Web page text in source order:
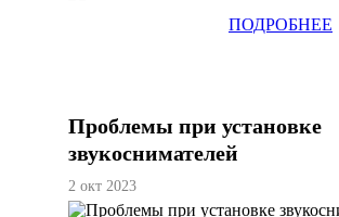
ПОДРОБНЕЕ
Проблемы при установке
звукоснимателей
2 окт 2023